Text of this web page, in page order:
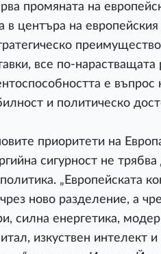
промяната на
в центъра на
все по-
е
и политическо
приоритети на
сигурност не
„Европейската
ново разделение, а
силна енергетика,
изкуствен интелект